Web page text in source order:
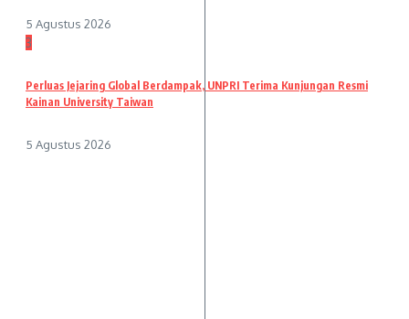
5 Agustus 2026
3
Perluas Jejaring Global Berdampak, UNPRI Terima Kunjungan Resmi
Kainan University Taiwan
5 Agustus 2026